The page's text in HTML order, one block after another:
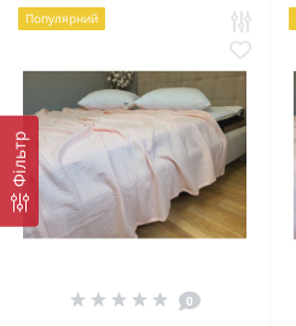
Фільтр
Популярний
0